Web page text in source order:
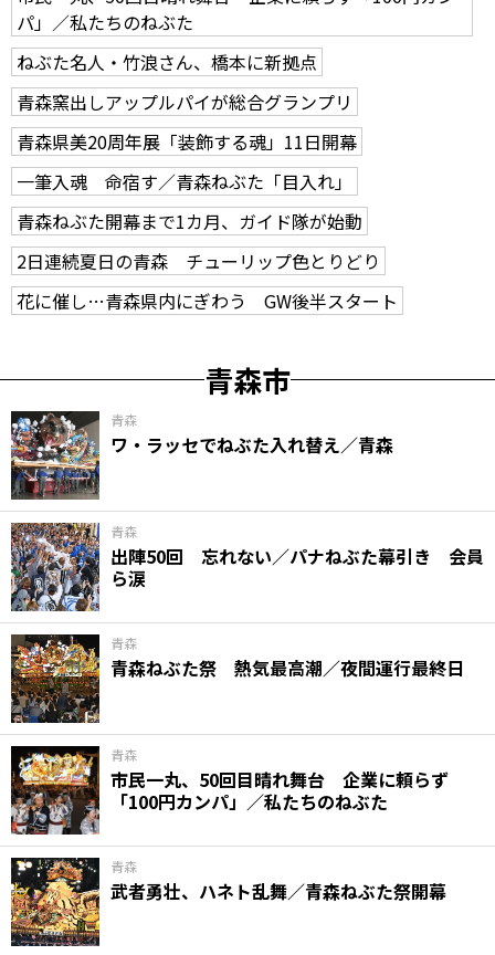
パ」／私たちのねぶた
ねぶた名人・竹浪さん、橋本に新拠点
青森窯出しアップルパイが総合グランプリ
青森県美20周年展「装飾する魂」11日開幕
一筆入魂 命宿す／青森ねぶた「目入れ」
青森ねぶた開幕まで1カ月、ガイド隊が始動
2日連続夏日の青森 チューリップ色とりどり
花に催し…青森県内にぎわう GW後半スタート
青森市
青森
ワ・ラッセでねぶた入れ替え／青森
青森
出陣50回 忘れない／パナねぶた幕引き 会員
ら涙
青森
青森ねぶた祭 熱気最高潮／夜間運行最終日
青森
市民一丸、50回目晴れ舞台 企業に頼らず
「100円カンパ」／私たちのねぶた
青森
武者勇壮、ハネト乱舞／青森ねぶた祭開幕